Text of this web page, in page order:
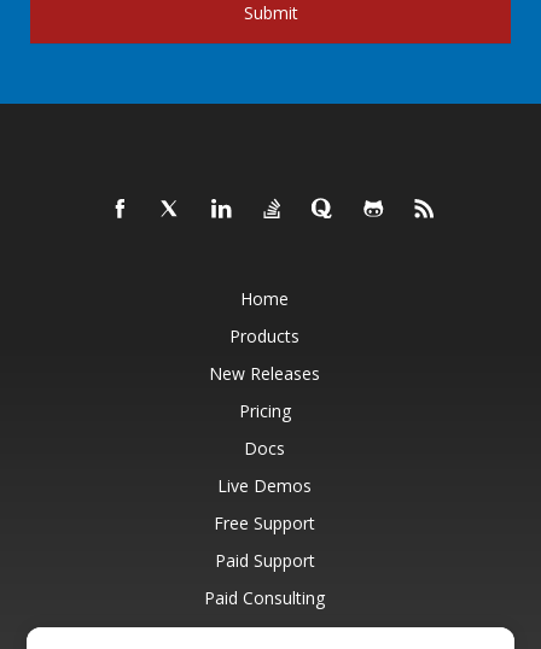
Submit
Home
Products
New Releases
Pricing
Docs
Live Demos
Free Support
Paid Support
Paid Consulting
Blog